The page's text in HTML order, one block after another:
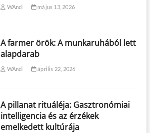
WAndi május 13, 2026
A farmer örök: A munkaruhából lett
alapdarab
WAndi április 22, 2026
A pillanat rituáléja: Gasztronómiai
intelligencia és az érzékek
emelkedett kultúrája